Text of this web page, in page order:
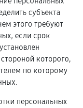
субъекта
этого требуют
если срок
которого,
по которому
персональных